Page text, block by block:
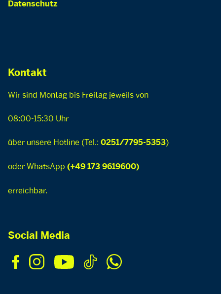
Datenschutz
Kontakt
Wir sind Montag bis Freitag jeweils von
08:00-15:30 Uhr
über unsere Hotline (Tel.: 0251/7795-5353)
oder WhatsApp (+49 173 9619600)
erreichbar.
Social Media